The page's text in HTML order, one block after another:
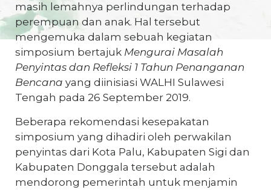
masih lemahnya perlindungan terhadap
perempuan dan anak. Hal tersebut
mengemuka dalam sebuah kegiatan
simposium bertajuk Mengurai Masalah
Penyintas dan Refleksi 1 Tahun Penanganan
Bencana yang diinisiasi WALHI Sulawesi
Tengah pada 26 September 2019.
Beberapa rekomendasi kesepakatan
simposium yang dihadiri oleh perwakilan
penyintas dari Kota Palu, Kabupaten Sigi dan
Kabupaten Donggala tersebut adalah
mendorong pemerintah untuk menjamin